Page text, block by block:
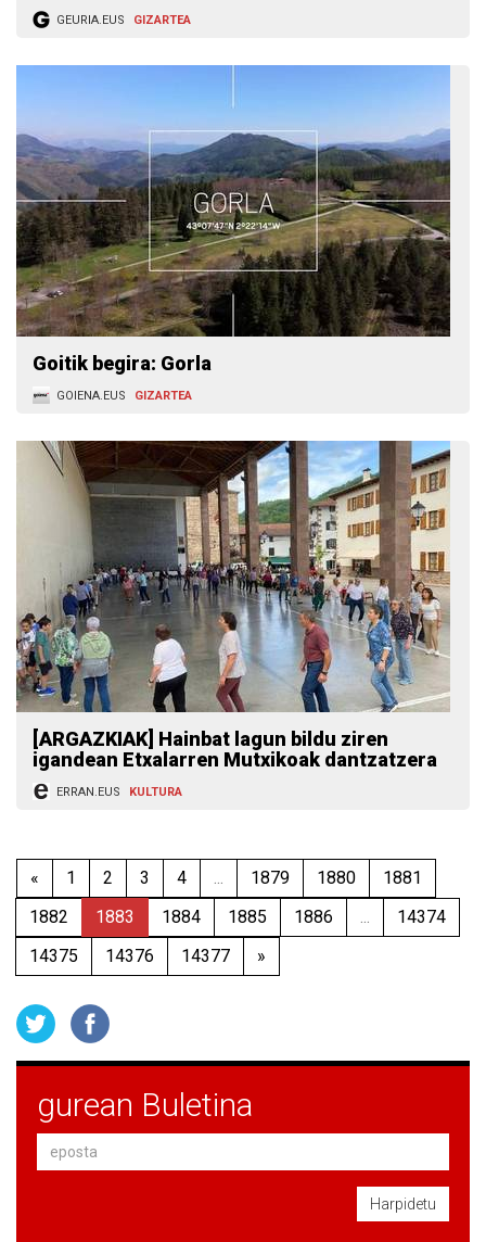
GEURIA.EUS GIZARTEA
Goitik begira: Gorla
GOIENA.EUS GIZARTEA
[ARGAZKIAK] Hainbat lagun bildu ziren
igandean Etxalarren Mutxikoak dantzatzera
ERRAN.EUS KULTURA
« 1 2 3 4 ... 1879 1880
1881
1882
1883 1884 1885 1886 ...
14374
14375
14376 14377 »
gurean Buletina
Harpidetu